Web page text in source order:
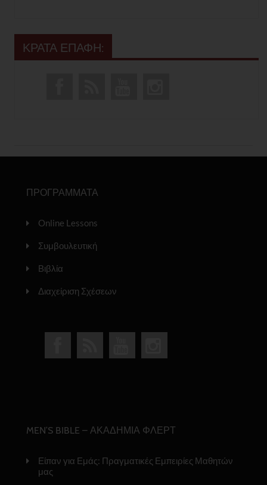
ΚΡΑΤΑ ΕΠΑΦΗ:
ΠΡΟΓΡΑΜΜΑΤΑ
Online Lessons
Συμβουλευτική
Βιβλία
Διαχείριση Σχέσεων
MEN’S BIBLE – ΑΚΑΔΗΜΙΑ ΦΛΕΡΤ
Είπαν για Εμάς: Πραγματικές Εμπειρίες Μαθητών
μας